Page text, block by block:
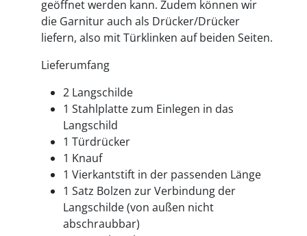
geöffnet werden kann. Zudem können wir
die Garnitur auch als Drücker/Drücker
liefern, also mit Türklinken auf beiden Seiten.
Lieferumfang
2 Langschilde
1 Stahlplatte zum Einlegen in das
Langschild
1 Türdrücker
1 Knauf
1 Vierkantstift in der passenden Länge
1 Satz Bolzen zur Verbindung der
Langschilde (von außen nicht
abschraubbar)